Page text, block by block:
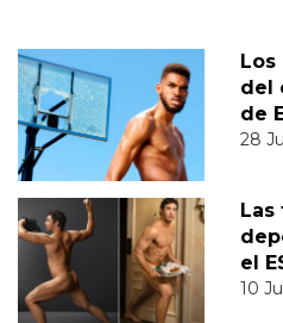
del
de
28
el
10